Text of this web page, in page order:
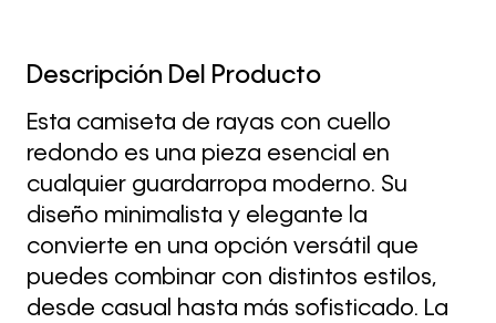
Descripción Del Producto
Esta camiseta de rayas con cuello
redondo es una pieza esencial en
cualquier guardarropa moderno. Su
diseño minimalista y elegante la
convierte en una opción versátil que
puedes combinar con distintos estilos,
desde casual hasta más sofisticado. La